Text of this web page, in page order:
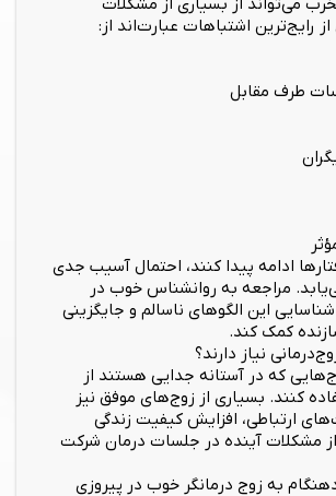
می‌تواند از بسیاری از مشکلات
رایج‌ترین اشتباهات عبارت‌اند از:
طرف مقابل
ادامه پیدا کنند، احتمال آسیب جدی
مراجعه به روانشناس خوب در
این الگوهای ناسالم و جایگزینی
کمک کند.
نیاز دارند؟
که در آستانه جدایی هستند از
کنند. بسیاری از زوج‌های موفق نیز
ارتباطی، افزایش کیفیت زندگی
مشکلات آینده در جلسات درمان شرکت
به زوج درمانگر خوب در پیروزی